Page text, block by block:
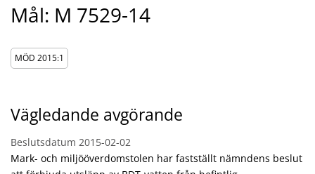
Mål: M 7529-14
MÖD 2015:1
Vägledande avgörande
Beslutsdatum 2015-02-02
Mark- och miljööverdomstolen har fastställt nämndens beslut